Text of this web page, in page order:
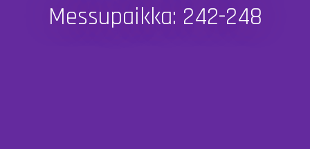
Messupaikka: 242-248